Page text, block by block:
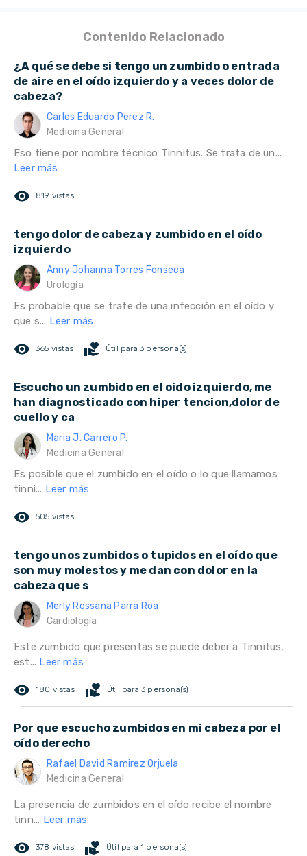
Contenido Relacionado
¿A qué se debe si tengo un zumbido o entrada
de aire en el oído izquierdo y a veces dolor de
cabeza?
Carlos Eduardo Perez R.
Medicina General
Eso tiene por nombre técnico Tinnitus. Se trata de un...
Leer más
remove_red_eye 819 vistas
tengo dolor de cabeza y zumbido en el oído
izquierdo
Anny Johanna Torres Fonseca
Urología
Es probable que se trate de una infección en el oído y
que s... Leer más
remove_red_eye 365 vistas volunteer_activism Útil para 3 persona(s)
Escucho un zumbido en el oido izquierdo, me
han diagnosticado con hiper tencion,dolor de
cuello y ca
Maria J. Carrero P.
Medicina General
Es posible que el zumbido en el oído o lo que llamamos
tinni... Leer más
remove_red_eye 505 vistas
tengo unos zumbidos o tupidos en el oído que
son muy molestos y me dan con dolor en la
cabeza que s
Merly Rossana Parra Roa
Cardiología
Este zumbido que presentas se puede deber a Tinnitus,
est... Leer más
remove_red_eye 180 vistas volunteer_activism Útil para 3 persona(s)
Por que escucho zumbidos en mi cabeza por el
oído derecho
Rafael David Ramirez Orjuela
Medicina General
La presencia de zumbidos en el oído recibe el nombre
tinn... Leer más
remove_red_eye 378 vistas volunteer_activism Útil para 1 persona(s)